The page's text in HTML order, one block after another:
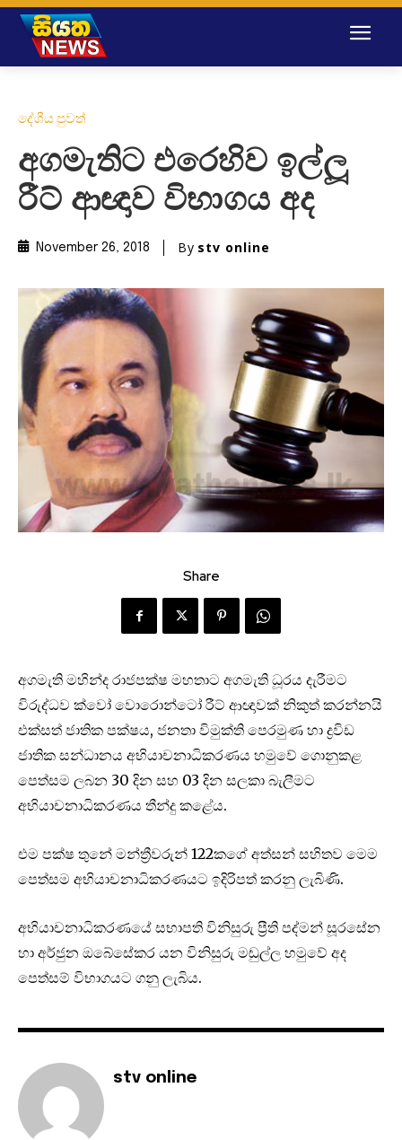
දේශීය පුවත්
අගමැතිට එරෙහිව ඉල්ලූ
රීට් ආඥාව විභාගය අද
November 26, 2018 By stv online
Share
අගමැති මහින්ද රාජපක්ෂ මහතාට අගමැති ධූරය දැරීමට
විරුද්ධව ක්වෝ වොරොන්ටෝ රීට් ආඥාවක් නිකුත් කරන්නයි
එක්සත් ජාතික පක්ෂය, ජනතා විමුක්ති පෙරමුණ හා ද්‍රවිඩ
ජාතික සන්ධානය අභියාචනාධිකරණය හමුවේ ගොනුකළ
පෙත්සම ලබන 30 දින සහ 03 දින සලකා බැලීමට
අභියාචනාධිකරණය තීන්දු කළේය.
එම පක්ෂ තුනේ මන්ත්‍රීවරුන් 122කගේ අත්සන් සහිතව මෙම
පෙත්සම අභියාචනාධිකරණයට ඉදිරිපත් කරනු ලැබිණි.
අභියාචනාධිකරණයේ සභාපති විනිසුරු ප්‍රීති පද්මන් සූරසේන
හා අර්ජුන ඔබේසේකර යන විනිසුරු මඬුල්ල හමුවේ අද
පෙත්සම් විභාගයට ගනු ලැබිය.
stv online